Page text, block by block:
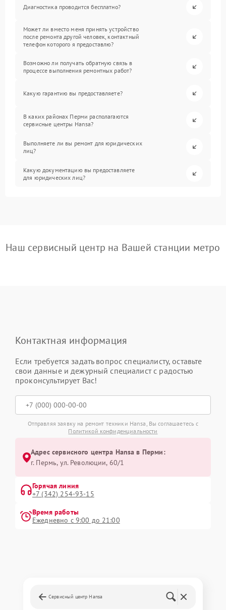
Диагностика проводится бесплатно?
Может ли вместо меня принять устройство
после ремонта другой человек, контактный
телефон которого я предоставлю?
Возможно ли получать обратную связь в
процессе выполнения ремонтных работ?
Какую гарантию вы предоставляете?
В каких районах Перми располагаются
сервисные центры Hansa?
Выполняете ли вы ремонт для юридических
лиц?
Какую документацию вы предоставляете
для юридических лиц?
Наш сервисный центр на Вашей станции метро
Контактная информация
Если требуется задать вопрос специалисту, оставьте
свои данные и дежурный специалист с радостью
проконсультирует Вас!
Отправляя заявку на ремонт техники Hansa, Вы соглашаетесь с
Политикой конфиденциальности
Адрес сервисного центра Hansa в Перми:
г. Пермь, ул. ​Революции, 60/1
Горячая линия
+7 (342) 254-93-15
Время работы
Ежедневно с 9:00 до 21:00
Сервисный центр Hansa